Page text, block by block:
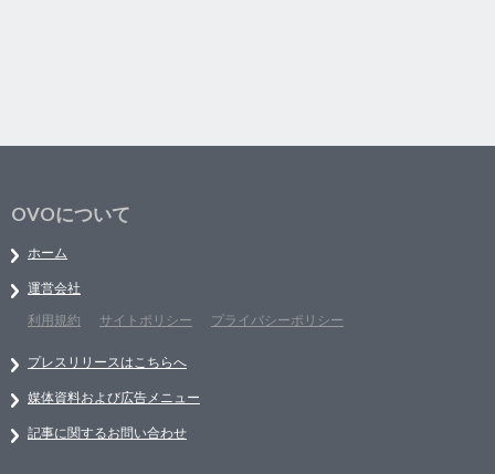
OVOについて
ホーム
運営会社
利用規約
サイトポリシー プライバシーポリシー
プレスリリースはこちらへ
媒体資料および広告メニュー
記事に関するお問い合わせ